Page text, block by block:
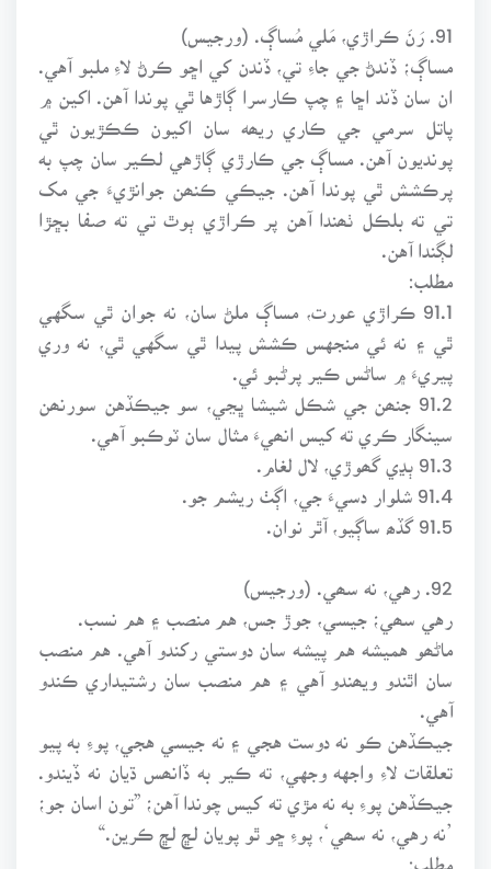
91. رَنَ ڪراڙي، مَلي مُساڳ. (ورجيس)
مساڳ؛ ڏندڻ جي جاءِ تي، ڏندن کي اڇو ڪرڻ لاءِ ملبو آهي.
ان سان ڏند اڇا ۽ چپ ڪارسرا ڳاڙها ٿي پوندا آهن. اکين ۾
پاتل سرمي جي ڪاري ريھه سان اکيون ڪڪڙيون ٿي
پونديون آهن. مساڳ جي ڪارڙي ڳاڙهي لڪير سان چپ به
پرڪشش ٿي پوندا آهن. جيڪي ڪنھن جوانڙيءَ جي مک
تي ته بلڪل ٺھندا آهن پر ڪراڙي ٻوٿ تي ته صفا بڇڙا
لڳندا آهن.
مطلب:
91.1 ڪراڙي عورت، مساڳ ملڻ سان، نه جوان ٿي سگهي
ٿي ۽ نه ئي منجهس ڪشش پيدا ٿي سگهي ٿي، نه وري
پيريءَ ۾ ساڻس ڪير پرڻبو ئي.
91.2 جنھن جي شڪل شيشا ڀڃي، سو جيڪڏهن سورنھن
سينگار ڪري ته کيس انھيءَ مثال سان ٽوڪبو آهي.
91.3 ٻڍي گھوڙي، لال لغام.
91.4 شلوار دسيءَ جي، اڳٺ ريشم جو.
91.5 گڏھ ساڳيو، آٿر نوان.
ماڻھو هميشه هم پيشه سان دوستي رکندو آهي. هم منصب
سان اٿندو ويھندو آهي ۽ هم منصب سان رشتيداري ڪندو
آهي.
جيڪڏهن ڪو نه دوست هجي ۽ نه جيسي هجي، پوءِ به پيو
تعلقات لاءِ واجهه وجهي، ته ڪير به ڏانھس ڌيان نه ڏيندو.
جيڪڏهن پوءِ به نه مڙي ته کيس چوندا آهن؛ ”تون اسان جو؛
’نه رهي، نه سھي‘، پوءِ ڇو ٿو پويان لڇ لڇ ڪرين.“
مطلب: